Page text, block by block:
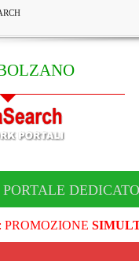
: PROMOZIONE